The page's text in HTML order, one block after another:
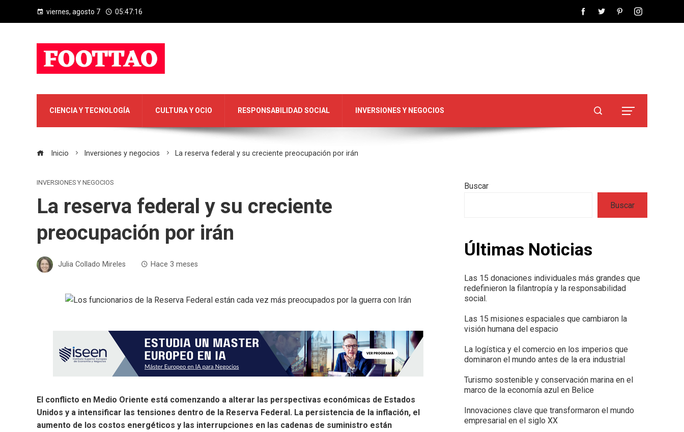
viernes, agosto 7 05:47:17
CIENCIA Y TECNOLOGÍA CULTURA Y OCIO RESPONSABILIDAD SOCIAL INVERSIONES Y NEGOCIOS
Inicio Inversiones y negocios La reserva federal y su creciente preocupación por irán
INVERSIONES Y NEGOCIOS
La reserva federal y su creciente
preocupación por irán
Julia Collado Mireles Hace 3 meses
El conflicto en Medio Oriente está comenzando a alterar las perspectivas económicas de Estados
Unidos y a intensificar las tensiones dentro de la Reserva Federal. La persistencia de la inflación, el
aumento de los costos energéticos y las interrupciones en las cadenas de suministro están
Buscar
Buscar
Últimas Noticias
Las 15 donaciones individuales más grandes que
redefinieron la filantropía y la responsabilidad
social.
Las 15 misiones espaciales que cambiaron la
visión humana del espacio
La logística y el comercio en los imperios que
dominaron el mundo antes de la era industrial
Turismo sostenible y conservación marina en el
marco de la economía azul en Belice
Innovaciones clave que transformaron el mundo
empresarial en el siglo XX